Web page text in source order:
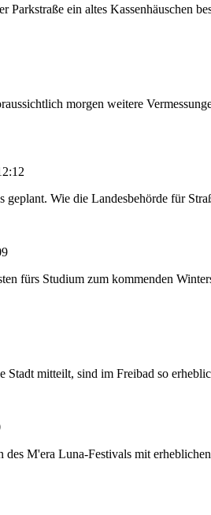
ein altes Kassenhäuschen
morgen weitere
Wie die Landesbehörde für
fürs Studium zum kommenden
mitteilt, sind im Freibad so
M'era Luna-Festivals mit